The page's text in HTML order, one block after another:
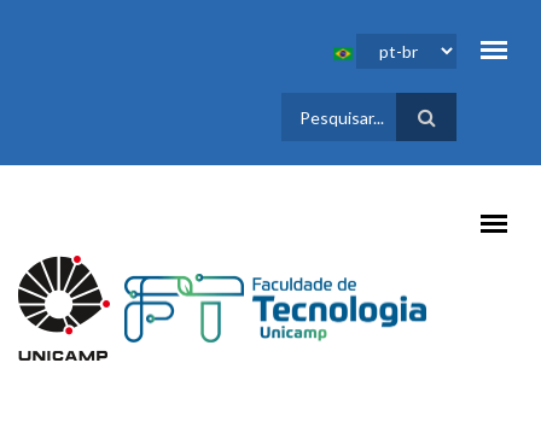
FORMULÁRIO
DE BUSCA